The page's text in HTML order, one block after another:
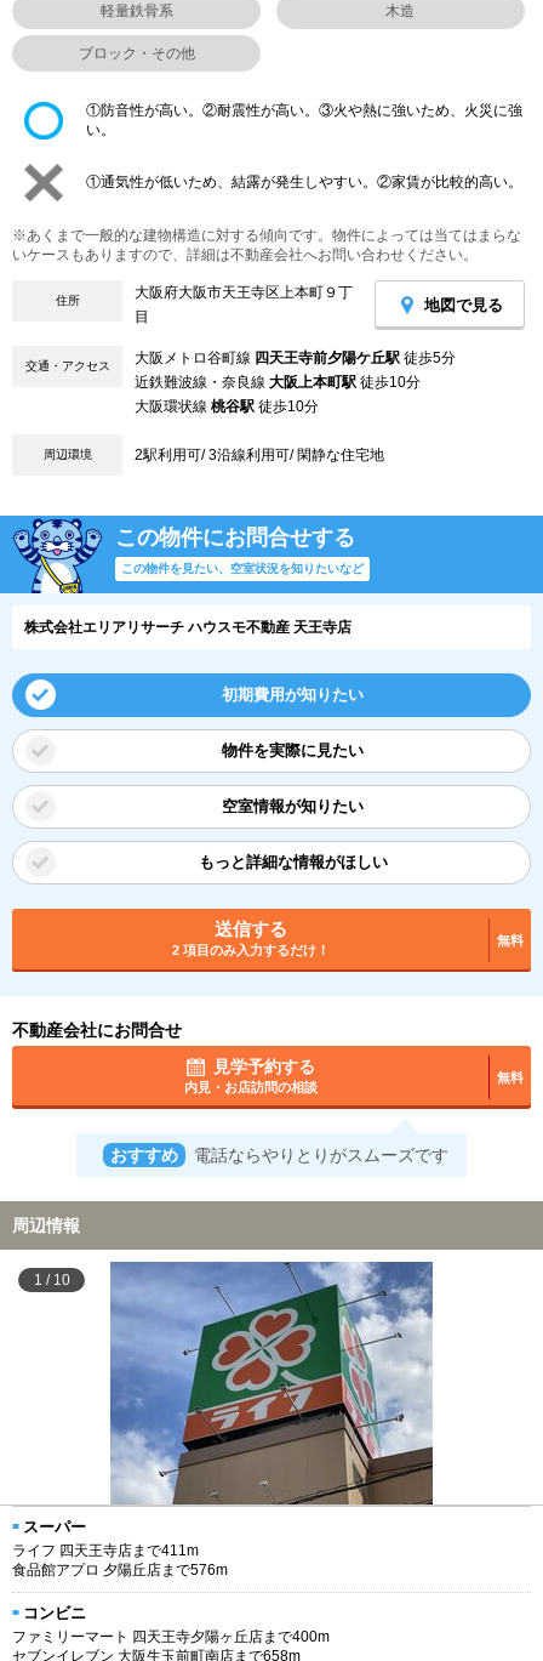
軽量鉄骨系 木造
ブロック・その他
①防音性が高い。②耐震性が高い。③火や熱に強いため、火災に強
い。
①通気性が低いため、結露が発生しやすい。②家賃が比較的高い。
※あくまで一般的な建物構造に対する傾向です。物件によっては当てはまらな
いケースもありますので、詳細は不動産会社へお問い合わせください。
住所
大阪府大阪市天王寺区上本町９丁
目
地図で見る
交通・アクセス 大阪メトロ谷町線 四天王寺前夕陽ケ丘駅 徒歩5分
近鉄難波線・奈良線 大阪上本町駅 徒歩10分
大阪環状線 桃谷駅 徒歩10分
周辺環境 2駅利用可/ 3沿線利用可/ 閑静な住宅地
この物件にお問合せする
この物件を見たい、空室状況を知りたいなど
株式会社エリアリサーチ ハウスモ不動産 天王寺店
初期費用が知りたい
物件を実際に見たい
空室情報が知りたい
もっと詳細な情報がほしい
送信する
2 項目のみ入力するだけ！
無料
不動産会社にお問合せ
見学予約する
内見・お店訪問の相談
無料
おすすめ 電話ならやりとりがスムーズです
周辺情報
1 / 10
スーパー
ライフ 四天王寺店まで411m
食品館アプロ 夕陽丘店まで576m
コンビニ
ファミリーマート 四天王寺夕陽ヶ丘店まで400m
セブンイレブン 大阪生玉前町南店まで658m